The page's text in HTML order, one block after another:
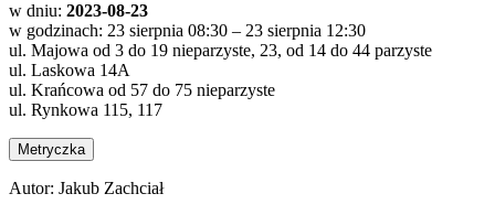
w dniu: 2023-08-23
w godzinach: 23 sierpnia 08:30 – 23 sierpnia 12:30
ul. Majowa od 3 do 19 nieparzyste, 23, od 14 do 44 parzyste
ul. Laskowa 14A
ul. Krańcowa od 57 do 75 nieparzyste
ul. Rynkowa 115, 117
Metryczka
Autor: Jakub Zachciał